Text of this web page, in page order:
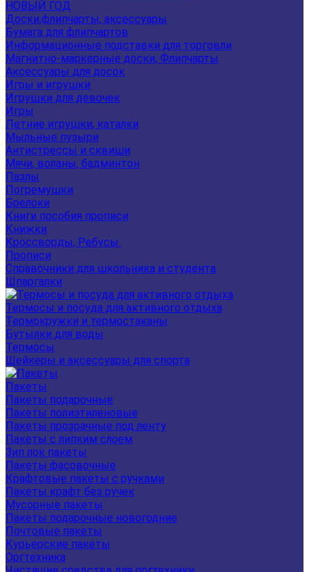
НОВЫЙ ГОД
Доски,флипчарты, аксессуары
Бумага для флипчартов
Информационные подставки для торговли
Магнитно-маркерные доски, Флипчарты
Аксессуары для досок
Игры и игрушки
Игрушки для девочек
Игры
Летние игрушки, каталки
Мыльные пузыри
Антистрессы и сквиши
Мячи, воланы, бадминтон
Пазлы
Погремушки
Брелоки
Книги пособия прописи
Книжки
Кроссворды, Ребусы.
Прописи
Справочники для школьника и студента
Шпаргалки
Термосы и посуда для активного отдыха
Термокружки и термостаканы
Бутылки для воды
Термосы
Шейкеры и аксессуары для спорта
Пакеты
Пакеты подарочные
Пакеты полиэтиленовые
Пакеты прозрачные под ленту
Пакеты с липким слоем
Зип лок пакеты
Пакеты фасовочные
Крафтовые пакеты с ручками
Пакеты крафт без ручек
Мусорные пакеты
Пакеты подарочные новогодние
Почтовые пакеты
Курьерские пакеты
Оргтехника